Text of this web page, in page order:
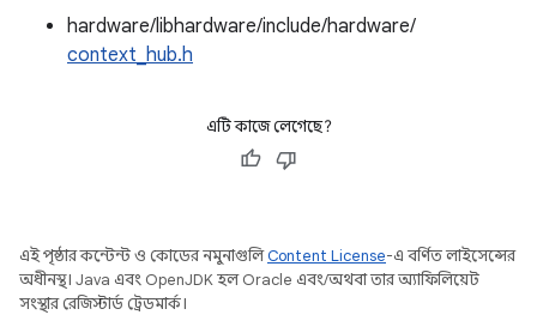
hardware/libhardware/include/hardware/
context_hub.h
এটি কাজে লেগেছে?
এই পৃষ্ঠার কন্টেন্ট ও কোডের নমুনাগুলিContent License-এ বর্ণিত লাইসেন্সের
অধীনস্থ। Java এবং OpenJDK হল Oracle এবং/অথবা তার অ্যাফিলিয়েট
সংস্থার রেজিস্টার্ড ট্রেডমার্ক।